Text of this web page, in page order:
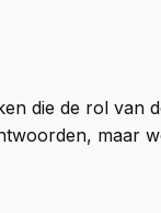
die de rol van
maar